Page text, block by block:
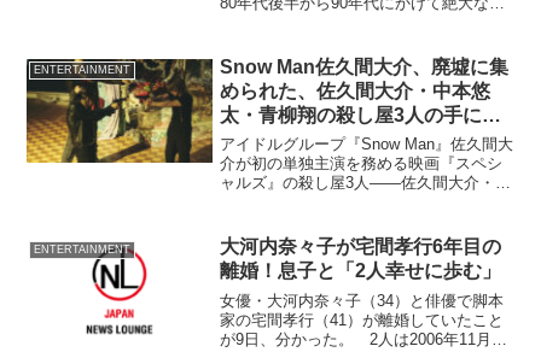
リ”の愛称で、ガールズバンドのパイオニ
アとして...
ENTERTAINMENT
Snow Man佐久間大介、廃墟に集
められた、佐久間大介・中本悠
太・青柳翔の殺し屋3人の手に汗
握る銃撃アクション本編映像解禁
アイドルグループ『Snow Man』佐久間大
介が初の単独主演を務める映画『スペシ
ャルズ』の殺し屋3人――佐久間大介・中
プが解禁された。
ENTERTAINMENT
大河内奈々子が宅間孝行6年目の
離婚！息子と「2人幸せに歩む」
女優・大河内奈々子（34）と俳優で脚本
家の宅間孝行（41）が離婚していたこと
が9日、分かった。 2人は2006年11月に